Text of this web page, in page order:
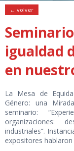
← volver
igualdad
en
La Mesa de
Género: una
seminario:
organizaciones:
industriales”.
expositores